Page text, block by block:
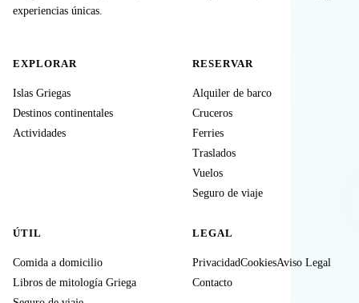
experiencias únicas.
EXPLORAR
Islas Griegas
Destinos continentales
Actividades
RESERVAR
Alquiler de barco
Cruceros
Ferries
Traslados
Vuelos
Seguro de viaje
ÚTIL
Comida a domicilio
Libros de mitología Griega
LEGAL
PrivacidadCookiesAviso Legal
Contacto